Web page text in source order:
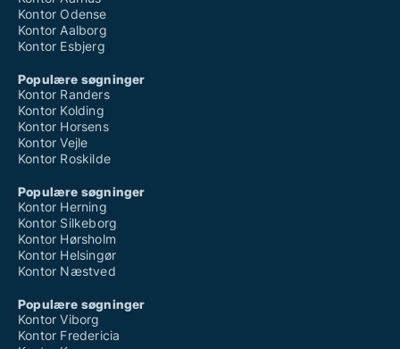
Kontor Odense
Kontor Aalborg
Kontor Esbjerg
Populære søgninger
Kontor Randers
Kontor Kolding
Kontor Horsens
Kontor Vejle
Kontor Roskilde
Populære søgninger
Kontor Herning
Kontor Silkeborg
Kontor Hørsholm
Kontor Helsingør
Kontor Næstved
Populære søgninger
Kontor Viborg
Kontor Fredericia